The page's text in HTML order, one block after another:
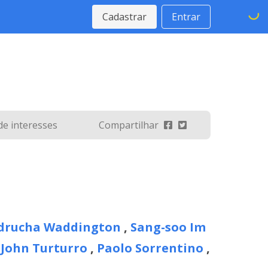
Cadastrar Entrar
interesses Compartilhar
Waddington , Sang-soo Im
John Turturro , Paolo Sorrentino ,